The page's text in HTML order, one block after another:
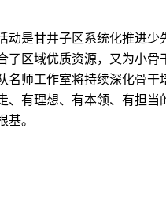
是甘井子区系统化推进少
了区域优质资源，又为小
名师工作室将持续深化骨
、有理想、有本领、有担
基。